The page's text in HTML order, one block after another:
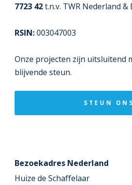
7723 42t.n.v. TWR Nederland
RSIN:003047003
Onze projecten zijn uitsluitend
blijvende steun.
STEUN ONS
Bezoekadres Nederland
Huize de Schaffelaar